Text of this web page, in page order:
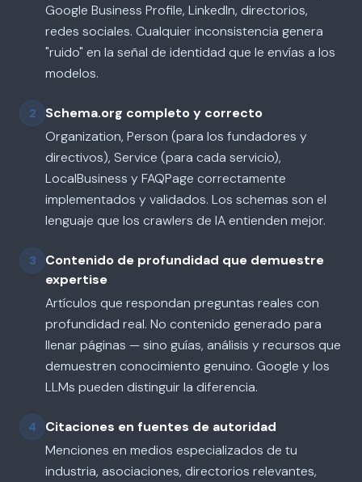
Google Business Profile, LinkedIn, directorios,
redes sociales. Cualquier inconsistencia genera
"ruido" en la señal de identidad que le envías a los
modelos.
2
Schema.org completo y correcto
Organization, Person (para los fundadores y
directivos), Service (para cada servicio),
LocalBusiness y FAQPage correctamente
implementados y validados. Los schemas son el
lenguaje que los crawlers de IA entienden mejor.
3
Contenido de profundidad que demuestre
expertise
Artículos que respondan preguntas reales con
profundidad real. No contenido generado para
llenar páginas — sino guías, análisis y recursos que
demuestren conocimiento genuino. Google y los
LLMs pueden distinguir la diferencia.
4
Citaciones en fuentes de autoridad
Menciones en medios especializados de tu
industria, asociaciones, directorios relevantes,